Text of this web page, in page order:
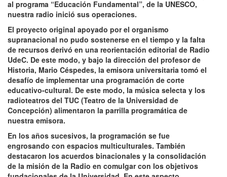
al programa “Educación Fundamental”, de la UNESCO,
nuestra radio inició sus operaciones.
El proyecto original apoyado por el organismo
supranacional no pudo sostenerse en el tiempo y la falta
de recursos derivó en una reorientación editorial de Radio
UdeC. De este modo, y bajo la dirección del profesor de
Historia, Mario Céspedes, la emisora universitaria tomó el
desafío de implementar una programación de corte
educativo-cultural. De este modo, la música selecta y los
radioteatros del TUC (Teatro de la Universidad de
Concepción) alimentaron la parrilla programática de
nuestra emisora.
En los años sucesivos, la programación se fue
engrosando con espacios multiculturales. También
destacaron los acuerdos binacionales y la consolidación
de la misión de la Radio en comulgar con los objetivos